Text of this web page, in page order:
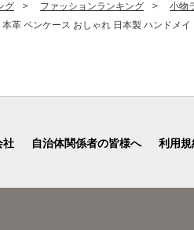
グ ファッションランキング
小物
革 ペンケース おしゃれ 日本製 ハンドメ
社 自治体関係者の皆様へ 利用規